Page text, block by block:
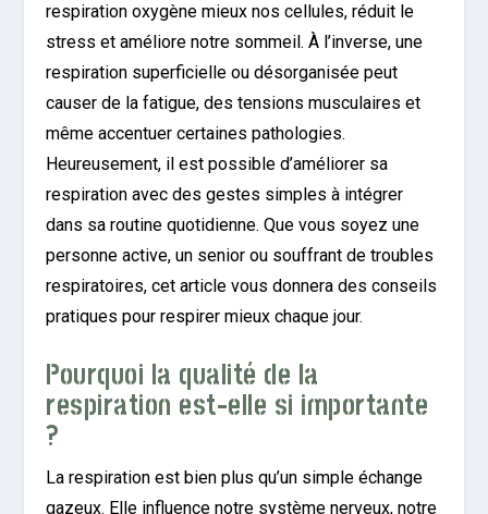
respiration oxygène mieux nos cellules, réduit le
stress et améliore notre sommeil. À l’inverse, une
respiration superficielle ou désorganisée peut
causer de la fatigue, des tensions musculaires et
même accentuer certaines pathologies.
Heureusement, il est possible d’améliorer sa
respiration avec des gestes simples à intégrer
dans sa routine quotidienne. Que vous soyez une
personne active, un senior ou souffrant de troubles
respiratoires, cet article vous donnera des conseils
pratiques pour respirer mieux chaque jour.
Pourquoi la qualité de la
respiration est-elle si importante
?
La respiration est bien plus qu’un simple échange
gazeux. Elle influence notre système nerveux, notre